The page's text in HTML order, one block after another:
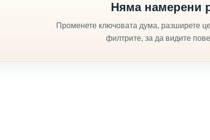
Няма намерени
Променете ключовата дума, разширете
филтрите, за да видите